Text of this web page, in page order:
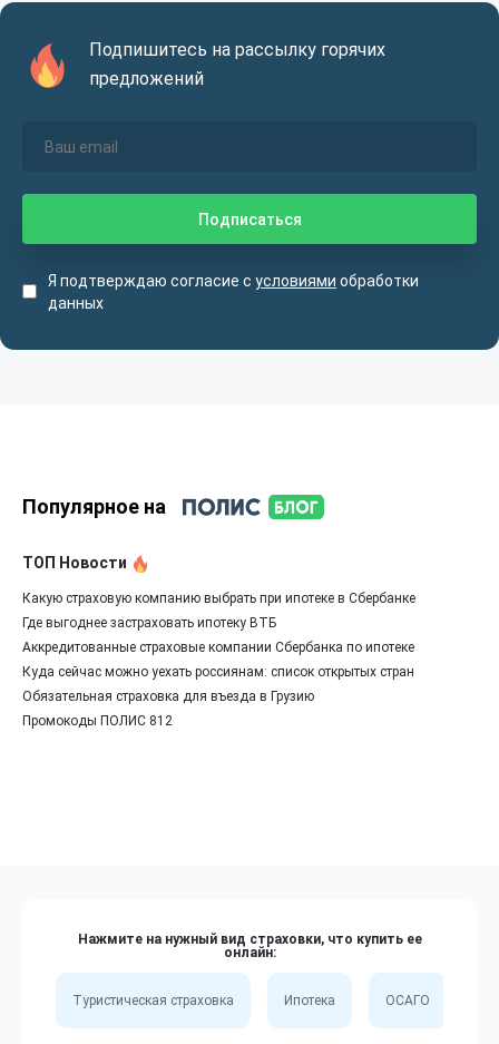
Подпишитесь на рассылку горячих
предложений
Я подтверждаю согласие с условиями обработки
данных
Популярное на
ТОП Новости
Какую страховую компанию выбрать при ипотеке в Сбербанке
Где выгоднее застраховать ипотеку ВТБ
Аккредитованные страховые компании Сбербанка по ипотеке
Куда сейчас можно уехать россиянам: список открытых стран
Обязательная страховка для въезда в Грузию
Промокоды ПОЛИС 812
Нажмите на нужный вид страховки, что купить ее
онлайн:
Туристическая страховка Ипотека ОСАГО